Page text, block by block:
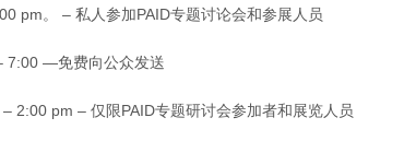
pm。 – 私人参加PAID专题讨论会和参展人员
7:00 —免费向公众发送
2:00 pm – 仅限PAID专题研讨会参加者和展览人员